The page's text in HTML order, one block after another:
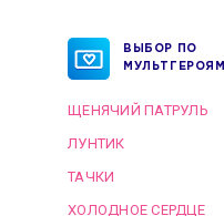
ВЫБОР ПО
МУЛЬТГЕРОЯМ
ЩЕНЯЧИЙ ПАТРУЛЬ
ЛУНТИК
ТАЧКИ
ХОЛОДНОЕ СЕРДЦЕ